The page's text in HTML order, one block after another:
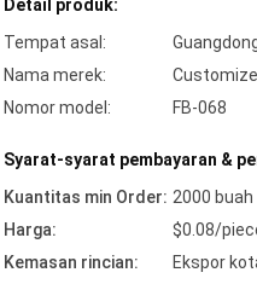
Detail produk:
Tempat asal:
Nama merek:
Nomor model:
FB-068
Syarat-syarat pembayaran &
Kuantitas min Order: 2000 buah
Harga:
$0.08/
Kemasan rincian:
Ekspor